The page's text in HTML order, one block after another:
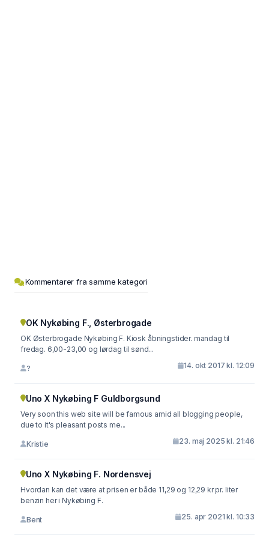
Kommentarer fra samme kategori
OK Nykøbing F., Østerbrogade
OK Østerbrogade Nykøbing F. Kiosk åbningstider. mandag til
fredag. 6,00-23,00 og lørdag til sønd...
? 14. okt 2017 kl. 12:09
Uno X Nykøbing F Guldborgsund
Very soon this web site will be famous amid all blogging people,
due to it's pleasant posts me...
Kristie 23. maj 2025 kl. 21:46
Uno X Nykøbing F. Nordensvej
Hvordan kan det være at prisen er både 11,29 og 12,29 kr pr. liter
benzin her i Nykøbing F.
Bent 25. apr 2021 kl. 10:33